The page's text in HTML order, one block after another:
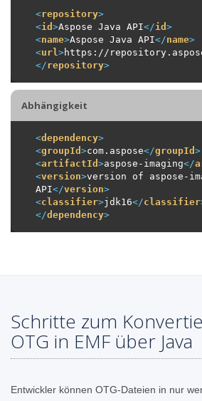
<repository>
<id >Aspose Java API</id >
<name>Aspose Java API</name>
<url >https://
</repository>
Abhängigkeit
<dependency>
<groupId >com.aspose</groupId >
<artifactId >aspose-imaging</
<version>version of aspose-
API</version>
<classifier>jdk16</classifier
</dependency>
Schritte zum
OTG in EMF über Java
Entwickler können OTG-Dateien in nur